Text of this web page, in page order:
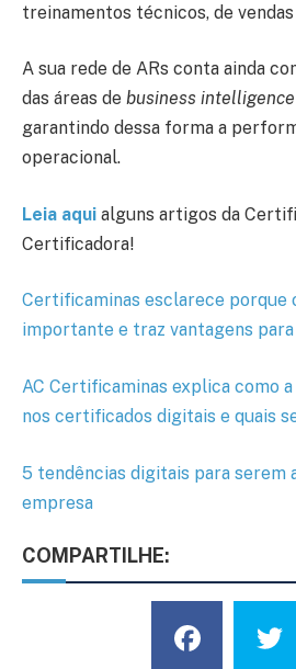
treinamentos técnicos, de
A sua rede de ARs conta ainda
das áreas de business intelligence
garantindo dessa forma a
operacional.
Leia aqui alguns artigos da
Certificadora!
Certificaminas esclarece porque
importante e traz vantagens
AC Certificaminas explica como
nos certificados digitais e quais
5 tendências digitais para serem
empresa
COMPARTILHE: